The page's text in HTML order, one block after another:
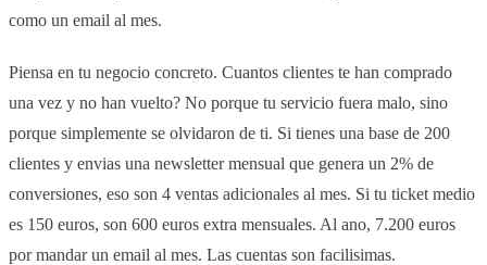
como un email al mes.
Piensa en tu negocio concreto. Cuantos clientes te han comprado
una vez y no han vuelto? No porque tu servicio fuera malo, sino
porque simplemente se olvidaron de ti. Si tienes una base de 200
clientes y envias una newsletter mensual que genera un 2% de
conversiones, eso son 4 ventas adicionales al mes. Si tu ticket medio
es 150 euros, son 600 euros extra mensuales. Al ano, 7.200 euros
por mandar un email al mes. Las cuentas son facilisimas.